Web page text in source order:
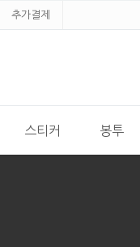
추가결제
스티커 봉투